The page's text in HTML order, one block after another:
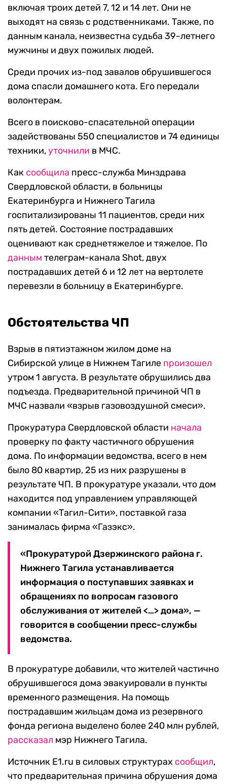
включая троих детей 7, 12 и 14 лет. Они не
выходят на связь с родственниками. Также, по
данным канала, неизвестна судьба 39-летнего
мужчины и двух пожилых людей.
Среди прочих из-под завалов обрушившегося
дома спасли домашнего кота. Его передали
волонтерам.
Всего в поисково-спасательной операции
задействованы 550 специалистов и 74 единицы
техники,уточнили в МЧС.
Как сообщила пресс-служба Минздрава
Свердловской области, в больницы
Екатеринбурга и Нижнего Тагила
госпитализированы 11 пациентов, среди них
пять детей. Состояние пострадавших
оценивают как среднетяжелое и тяжелое. По
данным телеграм-канала Shot, двух
пострадавших детей 6 и 12 лет на вертолете
перевезли в больницу в Екатеринбурге.
Обстоятельства ЧП
Взрыв в пятиэтажном жилом доме на
Сибирской улице в Нижнем Тагиле произошел
утром 1 августа. В результате обрушились два
подъезда. Предварительной причиной ЧП в
МЧС назвали «взрыв газовоздушной смеси».
Прокуратура Свердловской области начала
проверку по факту частичного обрушения
дома. По информации ведомства, всего в нем
было 80 квартир, 25 из них разрушены в
результате ЧП. В прокуратуре указали, что дом
находится под управлением управляющей
компании «Тагил-Сити», поставкой газа
занималась фирма «Газэкс».
«Прокуратурой Дзержинского района г.
Нижнего Тагила устанавливается
информация о поступавших заявках и
обращениях по вопросам газового
обслуживания от жителей <…> дома», —
говорится в сообщении пресс-службы
ведомства.
В прокуратуре добавили, что жителей частично
обрушившегося дома эвакуировали в пункты
временного размещения. На помощь
пострадавшим жильцам дома из резервного
фонда региона выделено более 240 млн рублей,
рассказал мэр Нижнего Тагила.
Источник E1.ru в силовых структурах сообщил,
что предварительная причина обрушения дома